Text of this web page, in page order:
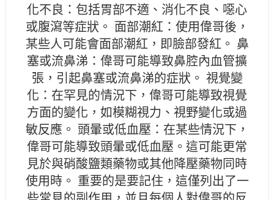
化不良：包括胃部不適、消化不良、噁心
或腹瀉等症狀。 面部潮紅：使用偉哥後，
某些人可能會面部潮紅，即臉部發紅。 鼻
塞或流鼻涕：偉哥可能導致鼻腔內血管擴
張，引起鼻塞或流鼻涕的症狀。 視覺變
化：在罕見的情況下，偉哥可能導致視覺
方面的變化，如模糊視力、視野變化或過
敏反應。 頭暈或低血壓：在某些情況下，
偉哥可能導致頭暈或低血壓。這可能更常
見於與硝酸鹽類藥物或其他降壓藥物同時
使用時。 重要的是要記住，這僅列出了一